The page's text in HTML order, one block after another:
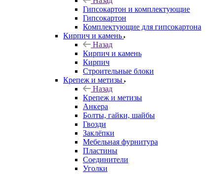
Гипсокартон и комплектующие
Гипсокартон
Комплектующие для гипсокартона
Кирпич и камень
Назад
Кирпич и камень
Кирпич
Строительные блоки
Крепеж и метизы
Назад
Крепеж и метизы
Анкера
Болты, гайки, шайбы
Гвозди
Заклёпки
Мебельная фурнитура
Пластины
Соединители
Уголки